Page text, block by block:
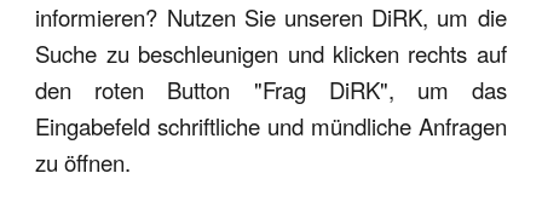
informieren? Nutzen Sie unseren DiRK, um die
Suche zu beschleunigen und klicken rechts auf
den roten Button "Frag DiRK", um das
Eingabefeld schriftliche und mündliche Anfragen
zu öffnen.